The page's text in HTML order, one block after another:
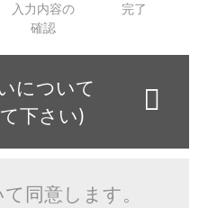
入力内容の
確認
完了
について
下さい)
同意します。